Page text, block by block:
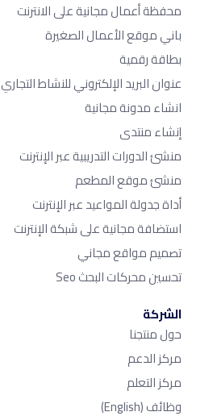
محفظة أعمال مجانية على الانترنت
باني موقع الأعمال الصغيرة
بطاقة رقمية
عنوان البريد الإلكتروني للنشاط التجاري
انشاء مدونة مجانية
إنشاء منتدى
منشئ الدورات التدريبية عبر الإنترنت
منشئ موقع المطعم
أداة جدولة المواعيد عبر الإنترنت
استضافة مجانية على شبكة الإنترنت
تصميم مواقع مجاني
تحسين محركات البحث Seo​
الشركة
حول منتجنا
مركز الدعم
مركز التعلم
وظائف(English)